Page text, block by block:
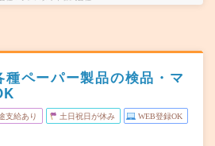
種ペーパー製品の検品・マ
支給あり 土日祝日が休み WEB登録OK